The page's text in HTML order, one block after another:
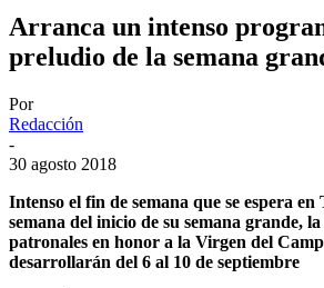
Arranca un intenso
preludio de la semana
Por
Redacción
-
30 agosto 2018
Intenso el fin de semana que se espera
semana del inicio de su semana grande, la
patronales en honor a la Virgen del
desarrollarán del 6 al 10 de septiembre